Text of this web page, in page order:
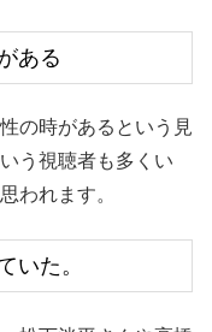
ある
の時があるという見
う視聴者も多くい
われます。
いた。